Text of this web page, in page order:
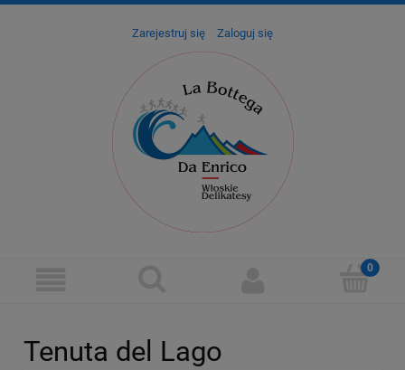
Zarejestruj się Zaloguj się
Tenuta del Lago